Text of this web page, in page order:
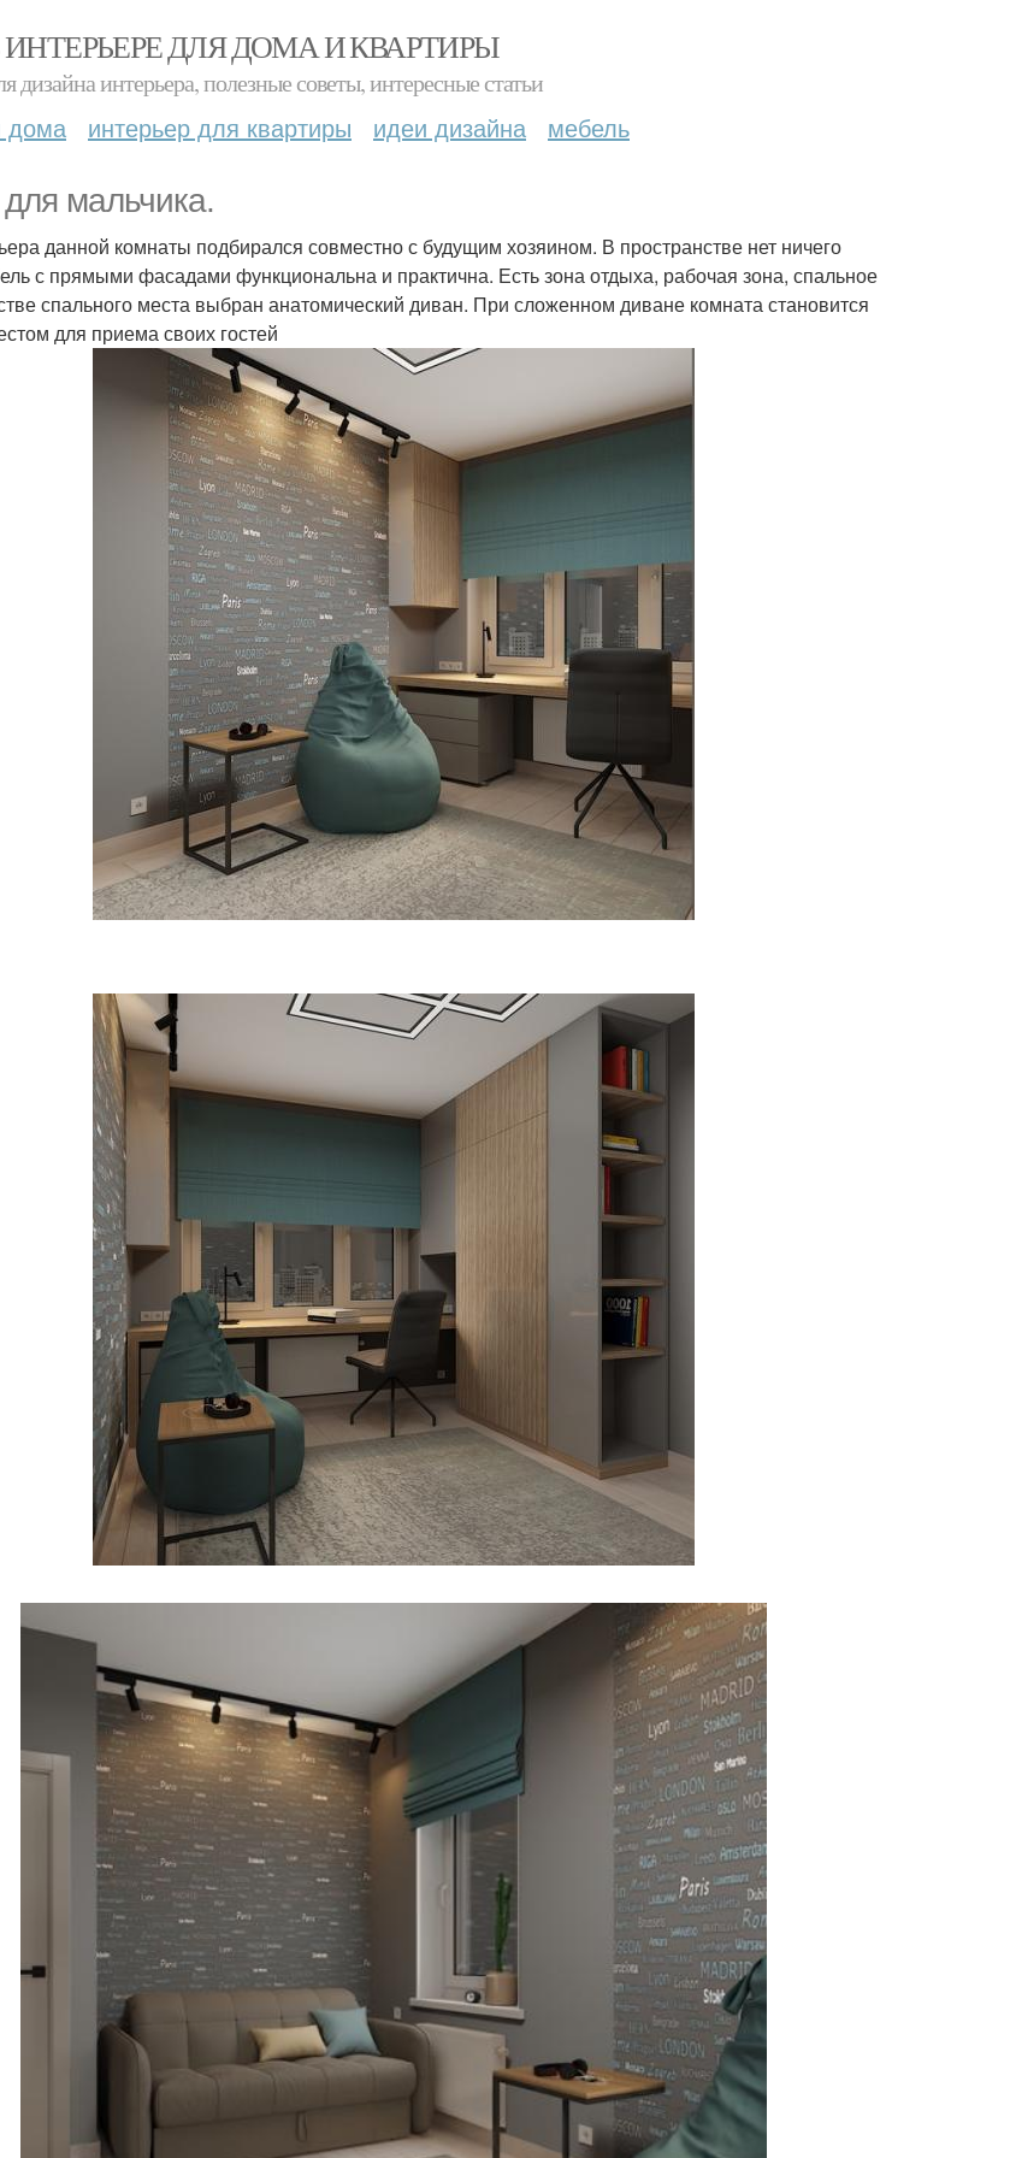
ИНТЕРЬЕРЕ ДЛЯ ДОМА И КВАРТИРЫ
дизайна интерьера, полезные советы, интересные статьи
дома интерьер для квартиры идеи дизайна мебель
мальчика.
данной комнаты подбирался совместно с будущим хозяином. В пространстве нет ничего
с прямыми фасадами функциональна и практична. Есть зона отдыха, рабочая зона, спальное
спального места выбран анатомический диван. При сложенном диване комната становится
для приема своих гостей